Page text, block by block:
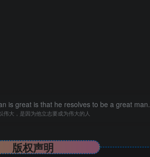
is great is that he resolves to be a great man.
伟大，是因为他立志要成为伟大的人
版权声明